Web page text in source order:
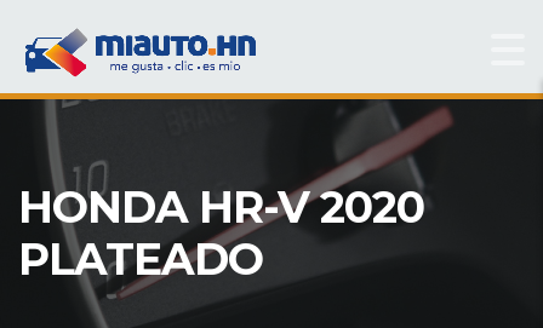
HONDA HR-V 2020
PLATEADO